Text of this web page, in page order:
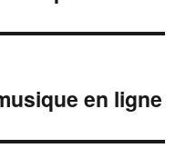
en ligne